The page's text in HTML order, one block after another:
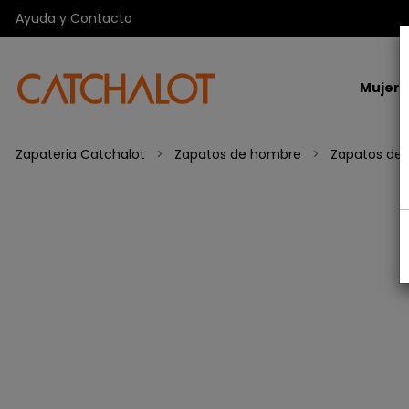
Ayuda y Contacto
Mujer
Zapateria Catchalot Zapatos de hombre Zapatos de